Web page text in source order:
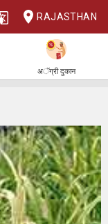
RAJASTHAN
अॅग्री दुकान